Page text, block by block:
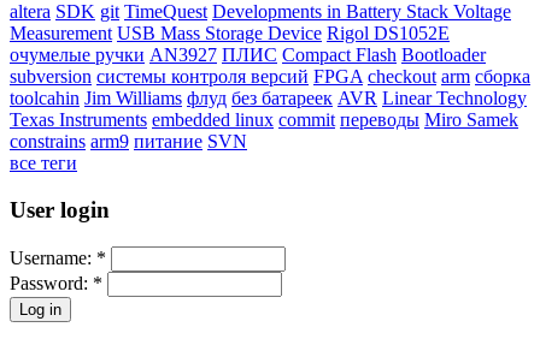
altera SDK git TimeQuest Developments in Battery Stack Voltage
Measurement USB Mass Storage Device Rigol DS1052E
очумелые ручки AN3927 ПЛИС Compact Flash Bootloader
subversion системы контроля версий FPGA checkout arm сборка
toolcahin Jim Williams флуд без батареек AVR Linear Technology
Texas Instruments embedded linux commit переводы Miro Samek
constrains arm9 питание SVN
все теги
User login
Username: *
Password: *